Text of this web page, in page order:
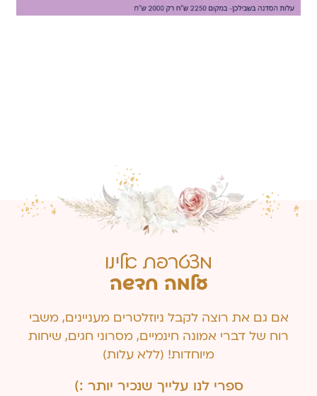
מצטרפת אלינו
עלמה חדשה
אם גם את רוצה לקבל ניוזלטרים מעניינים, משבי
רוח של דברי אמונה חינמיים, מסרוני חגים, שיחות
מיוחדות! (ללא עלות)
ספרי לנו עלייך שנכיר יותר :)